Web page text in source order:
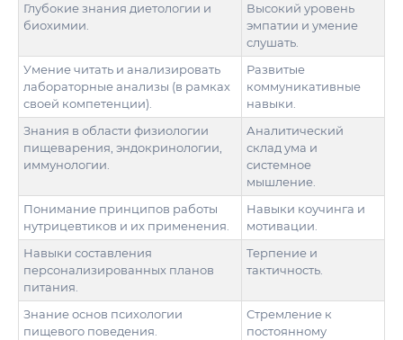
Глубокие знания диетологии и
биохимии.
Высокий уровень
эмпатии и умение
слушать.
Умение читать и анализировать
лабораторные анализы (в рамках
своей компетенции).
Развитые
коммуникативные
навыки.
Знания в области физиологии
пищеварения, эндокринологии,
иммунологии.
Аналитический
склад ума и
системное
мышление.
Понимание принципов работы
нутрицевтиков и их применения.
Навыки коучинга и
мотивации.
Навыки составления
персонализированных планов
питания.
Терпение и
тактичность.
Знание основ психологии
пищевого поведения.
Стремление к
постоянному